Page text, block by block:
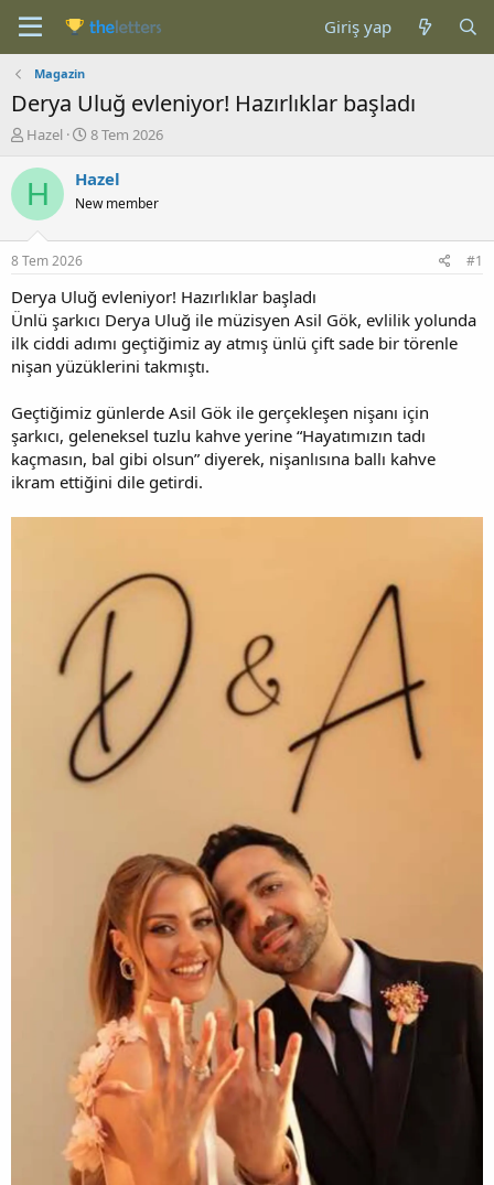
Giriş yap
Magazin
Derya Uluğ evleniyor! Hazırlıklar başladı
K
n
b
u
u
b
a
l
a
t
n
Hazel
B
ş
a
ç
t
a
r
i
i
8 Tem 2026
H Hazel
New member
8 Tem 2026 #1
Derya Uluğ evleniyor! Hazırlıklar başladı
Ünlü şarkıcı Derya Uluğ ile müzisyen Asil Gök, evlilik yolunda
ilk ciddi adımı geçtiğimiz ay atmış ünlü çift sade bir törenle
nişan yüzüklerini takmıştı.
Geçtiğimiz günlerde Asil Gök ile gerçekleşen nişanı için
şarkıcı, geleneksel tuzlu kahve yerine “Hayatımızın tadı
kaçmasın, bal gibi olsun” diyerek, nişanlısına ballı kahve
ikram ettiğini dile getirdi.